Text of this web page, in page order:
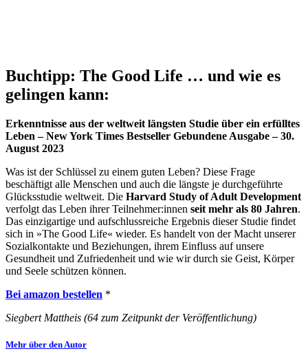
Buchtipp: The Good Life … und wie es
gelingen kann:
Erkenntnisse aus der weltweit längsten Studie über ein erfülltes
Leben – New York Times Bestseller Gebundene Ausgabe – 30.
August 2023
Was ist der Schlüssel zu einem guten Leben? Diese Frage
beschäftigt alle Menschen und auch die längste je durchgeführte
Glücksstudie weltweit. Die Harvard Study of Adult Development
verfolgt das Leben ihrer Teilnehmer:innen seit mehr als 80 Jahren.
Das einzigartige und aufschlussreiche Ergebnis dieser Studie findet
sich in »The Good Life« wieder. Es handelt von derMacht unserer
Sozialkontakte und Beziehungen, ihrem Einfluss auf unsere
Gesundheit und Zufriedenheit und wie wir durch sie Geist, Körper
und Seele schützen können.
Bei amazon bestellen *
Siegbert Mattheis (64 zum Zeitpunkt der Veröffentlichung)
Mehr über den Autor